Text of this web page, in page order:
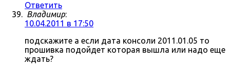
Ответить
Владимир:
10.04.2011 в 17:50
подскажите а если дата консоли 2011.01.05 то
прошивка подойдет которая вышла или надо еще
ждать?